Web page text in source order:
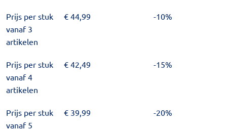
Prijs per stuk
vanaf 3
artikelen
€ 44,99 -10%
Prijs per stuk
vanaf 4
artikelen
€ 42,49 -15%
Prijs per stuk
vanaf 5
€ 39,99 -20%